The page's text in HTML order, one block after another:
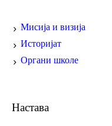
Мисија и визија
Историјат
Органи школе
Настава